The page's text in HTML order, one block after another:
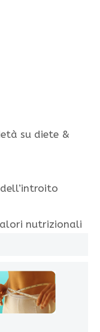
su diete &
nutrizionali